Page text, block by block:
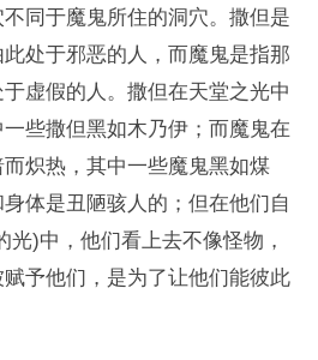
同于魔鬼所住的洞穴。撒但是
处于邪恶的人，而魔鬼是指那
虚假的人。撒但在天堂之光中
些撒但黑如木乃伊；而魔鬼在
炽热，其中一些魔鬼黑如煤
体是丑陋骇人的；但在他们自
光)中，他们看上去不像怪物，
予他们，是为了让他们能彼此